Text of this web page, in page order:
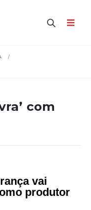
com
vai
produtor